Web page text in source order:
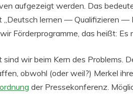
aufgezeigt werden. Das
„Deutsch lernen — Qualifizieren —
Förderprogramme, das heißt:
sind wir beim Kern des Problems.
obwohl (oder weil?) Merkel
der Pressekonferenz.